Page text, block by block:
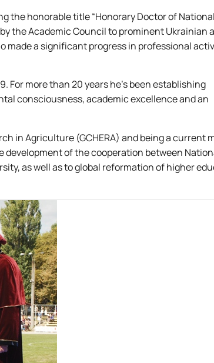
the honorable title “Honorary Doctorof National
the Academic Council to prominent Ukrainian
a significant progress in professional
For more than 20 years he’s been establishing
consciousness, academic excellence and an
in Agriculture (GCHERA) and being a current
development of the cooperation between
as well as to global reformation of higher